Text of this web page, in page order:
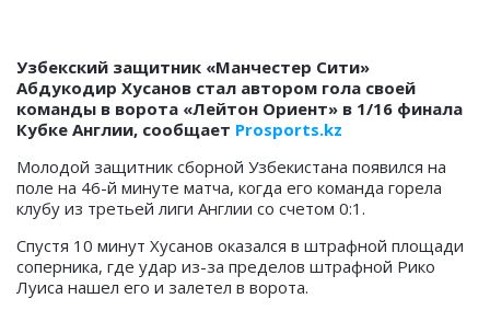
Узбекский защитник «Манчестер Сити»
Абдукодир Хусанов стал автором гола своей
команды в ворота «Лейтон Ориент» в 1/16 финала
Кубке Англии, сообщает Prosports.kz
Молодой защитник сборной Узбекистана появился на
поле на 46-й минуте матча, когда его команда горела
клубу из третьей лиги Англии со счетом 0:1.
Спустя 10 минут Хусанов оказался в штрафной площади
соперника, где удар из-за пределов штрафной Рико
Луиса нашел его и залетел в ворота.